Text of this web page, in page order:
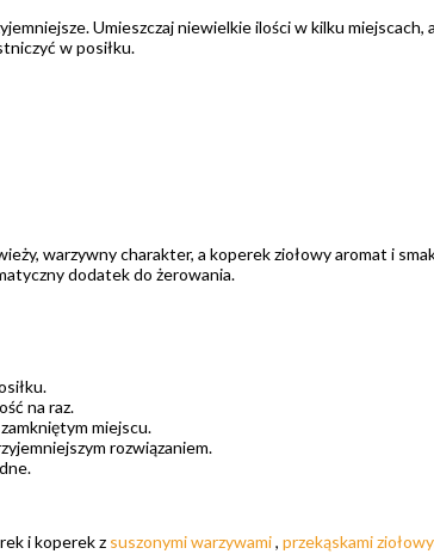
Umieszczaj niewielkie ilości w kilku miejscach,
w posiłku.
warzywny charakter, a koperek ziołowy aromat i
dodatek do żerowania.
na raz.
miejscu.
rozwiązaniem.
i koperek z suszonymi warzywami, przekąskami